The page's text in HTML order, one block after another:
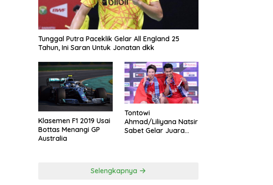
Tunggal Putra Paceklik Gelar All England 25
Tahun, Ini Saran Untuk Jonatan dkk
Klasemen F1 2019 Usai
Bottas Menangi GP
Australia
Tontowi
Ahmad/Liliyana Natsir
Sabet Gelar Juara
Selengkapnya